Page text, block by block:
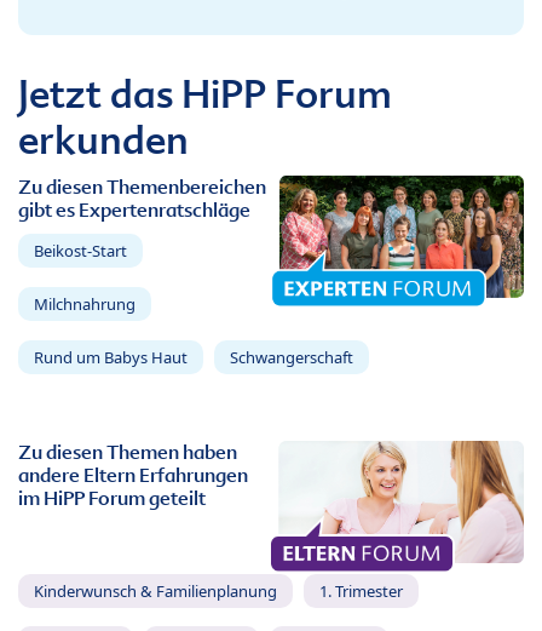
Jetzt das HiPP Forum
erkunden
Zu diesen Themenbereichen
gibt es Expertenratschläge
Beikost-Start
Milchnahrung
Rund um Babys Haut Schwangerschaft
Zu diesen Themen haben
andere Eltern Erfahrungen
im HiPP Forum geteilt
Kinderwunsch & Familienplanung 1. Trimester